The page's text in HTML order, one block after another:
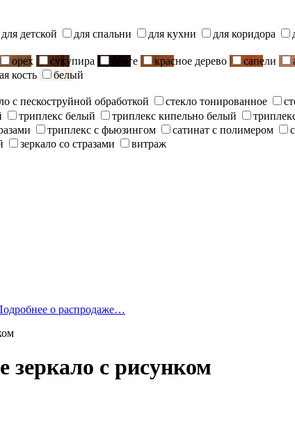
для детской для спальни для кухни для коридора
орех сукупира венге красное дерево сапели
кость
белый
с пескоструйной обработкой стекло тонированное
триплекс белый триплекс кипельно белый
триплекс с фьюзингом сатинат с полимером
зеркало со стразами
витраж
о распродаже…
зеркало с рисунком